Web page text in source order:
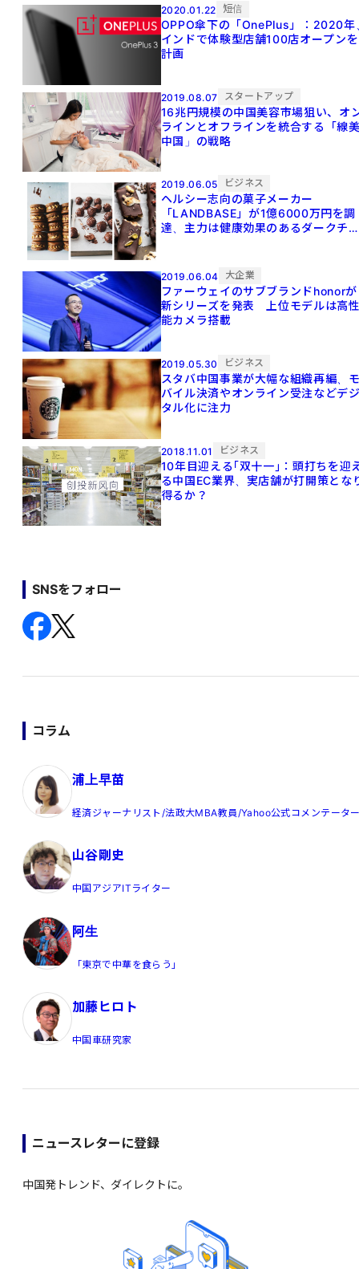
2020.01.22 短信
OPPO傘下の「OnePlus」：2020年
インドで体験型店舗100店オープンを
計画
2019.08.07 スタートアップ
16兆円規模の中国美容市場狙い、オ
ラインとオフラインを統合する「線
中国」の戦略
2019.06.05 ビジネス
ヘルシー志向の菓子メーカー
「LANDBASE」が1億6000万円を調
達、主力は健康効果のあるダークチ
2019.06.04 大企業
ファーウェイのサブブランドhonorが
新シリーズを発表 上位モデルは高
能カメラ搭載
2019.05.30 ビジネス
スタバ中国事業が大幅な組織再編、
バイル決済やオンライン受注などデ
タル化に注力
2018.11.01 ビジネス
10年目迎える｢双十一｣：頭打ちを迎
る中国EC業界、実店舗が打開策とな
得るか？
SNSをフォロー
コラム
浦上早苗
経済ジャーナリスト/法政大MBA教員/Yahoo公式コメンテータ
山谷剛史
中国アジアITライター
阿生
「東京で中華を食らう」
加藤ヒロト
中国車研究家
ニュースレターに登録
中国発トレンド、ダイレクトに。